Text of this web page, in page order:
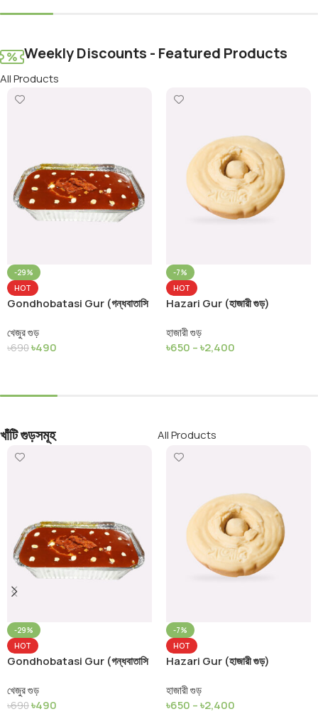
Weekly Discounts - Featured Products
All Products
-29%
HOT
Gondhobatasi Gur (গন্ধবাতাসি
খেজুর গুড়
৳690৳490
-7%
HOT
Hazari Gur (হাজারী গুড়)
হাজারী গুড়
৳650 –৳2,400
খাঁটি গুড়সমূহ All Products
-29%
HOT
Gondhobatasi Gur (গন্ধবাতাসি
খেজুর গুড়
৳690৳490
-7%
HOT
Hazari Gur (হাজারী গুড়)
হাজারী গুড়
৳650 –৳2,400